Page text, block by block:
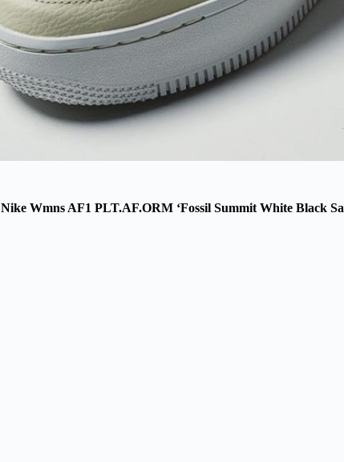
Nike Wmns AF1 PLT.AF.ORM ‘Fossil Summit White Black